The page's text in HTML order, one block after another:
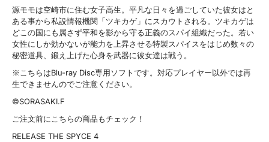
源モモは空崎市に住む女子高生。平凡な日々を過ごしていた彼女はと
ある事から私設情報機関「ツキカゲ」にスカウトされる。ツキカゲは
どこの国にも属さず平和を影から守る正義のスパイ組織だった。若い
女性にしか効かないが能力を上昇させる特製スパイスをはじめ数々の
秘密道具、鍛え上げた心身を武器に彼女達は戦う。
※こちらはBlu-ray Disc専用ソフトです。対応プレイヤー以外では再
生できませんのでご注意ください。
©SORASAKI.F
ご注文前にこちらの商品もチェック！
RELEASE THE SPYCE 4